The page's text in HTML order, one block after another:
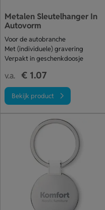
Metalen Sleutelhanger In
Autovorm
Voor de autobranche
Met (individuele) gravering
Verpakt in geschenkdoosje
v.a. € 1.07
Bekijk product